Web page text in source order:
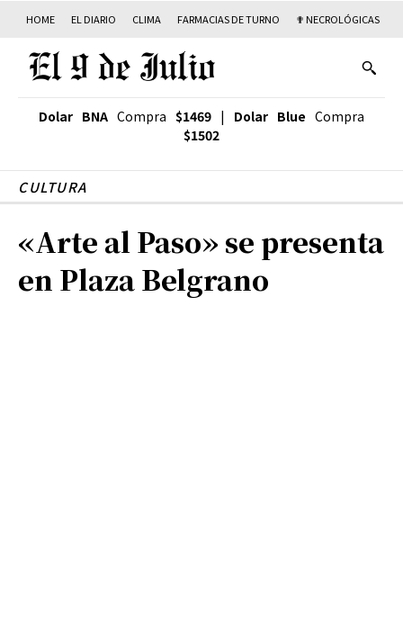
HOME EL DIARIO CLIMA FARMACIAS DE TURNO ✟ NECROLÓGICAS
Dolar BNA Compra $1469 | Dolar Blue Compra
$1502
CULTURA
«Arte al Paso» se presenta
en Plaza Belgrano